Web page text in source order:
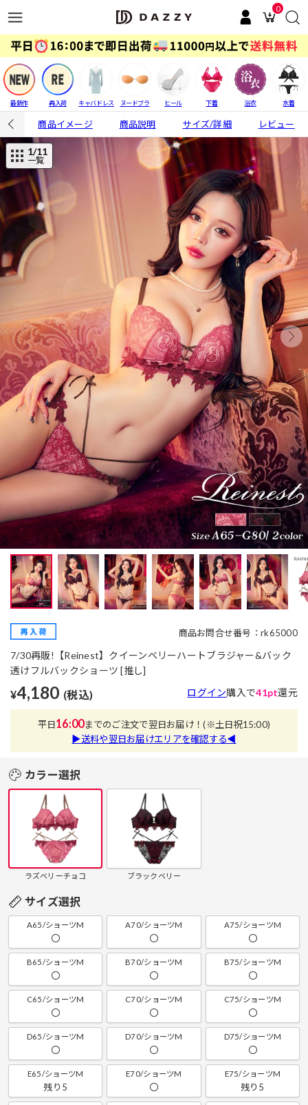
0
最新作 再入荷 キャバドレス ヌードブラ ヒール 下着 浴衣 水着
商品イメージ 商品説明 サイズ/詳細 レビュー
1/11
一覧
商品お問合せ番号：rk65000
7/30再販!【Reinest】クイーンベリーハートブラジャー&バック
透けフルバックショーツ [推し]
¥4,180 (税込) ログイン購入で41pt還元
平日16:00までのご注文で翌日お届け！(※土日祝15:00)
▶送料や翌日お届けエリアを確認する◀
カラー選択
ラズベリーチョコ ブラックベリー
サイズ選択
A65/ショーツM
〇
A70/ショーツM
〇
A75/ショーツM
〇
B65/ショーツM
〇
B70/ショーツM
〇
B75/ショーツM
〇
C65/ショーツM
〇
C70/ショーツM
〇
C75/ショーツM
〇
D65/ショーツM
〇
D70/ショーツM
〇
D75/ショーツM
〇
E65/ショーツM
残り5
E70/ショーツM
〇
E75/ショーツM
残り5